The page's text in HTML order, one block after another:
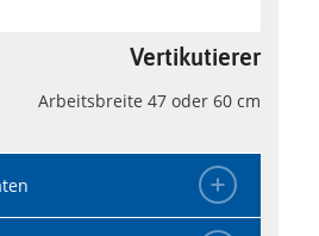
Vertikutierer
Arbeitsbreite 47 oder 60 cm